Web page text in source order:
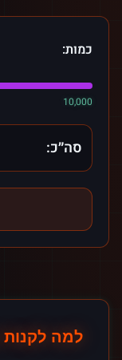
כמות:
10,000
סה״כ:
למה לקנות